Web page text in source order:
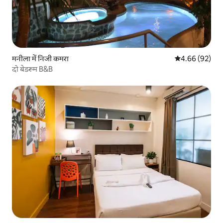
मनीला में निजी कमरा औसत रेटिंग 5 में
4.66 (92)
दो बेडरूम B&B